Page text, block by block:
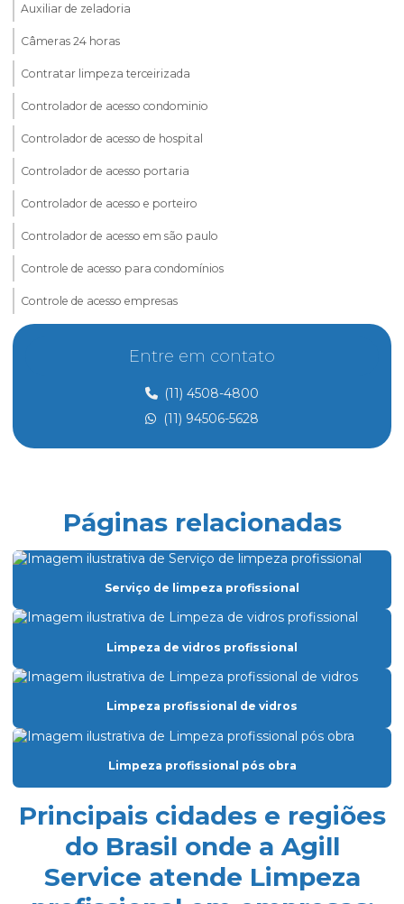
Auxiliar de zeladoria
Câmeras 24 horas
Contratar limpeza terceirizada
Controlador de acesso condominio
Controlador de acesso de hospital
Controlador de acesso portaria
Controlador de acesso e porteiro
Controlador de acesso em são paulo
Controle de acesso para condomínios
Controle de acesso empresas
Controle de acesso e portaria
Controle de acesso preço
Controle de acesso de prestadores de serviço
Eletricista de manutenção predial
Empresa de dedetização
Empresa especializada em limpeza
Empresa especializada em limpeza de vidros
Empresa de facilities prediais
Empresa de limpeza de fachada de prédio
Empresa de limpeza de fachadas
Empresa de limpeza facility
Empresa de limpeza pós obra
Entre em contato
(11) 4508-4800
(11) 94506-5628
Páginas relacionadas
Serviço de limpeza profissional
Limpeza de vidros profissional
Limpeza profissional de vidros
Limpeza profissional pós obra
Principais cidades e regiões
do Brasil onde a Agill
Service atende Limpeza